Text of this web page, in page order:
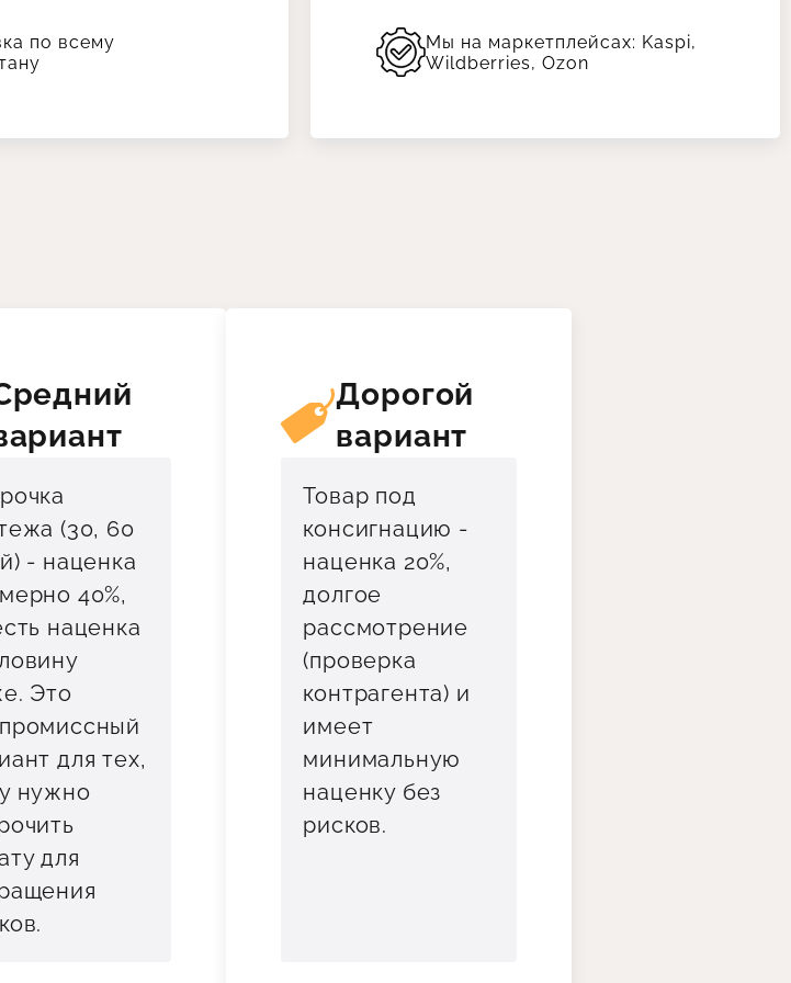
по всему
Мы на маркетплейсах: Kaspi,
Wildberries, Ozon
(30, 60
- наценка
40%,
наценка
Это
для тех,
нужно
для
Дорогой
вариант
Товар под
консигнацию -
наценка 20%,
долгое
рассмотрение
(проверка
контрагента) и
имеет
минимальную
наценку без
рисков.